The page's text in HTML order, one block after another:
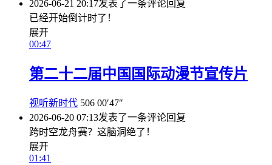
2026-06-21 20:17发表了一条评论回复
已经开始倒计时了！
展开
00:47
第二十二届中国国际动漫节宣传片
视听新时代 506 00′47″
2026-06-20 07:13发表了一条评论回复
跨时空龙舟赛？这脑洞绝了！
展开
01:41